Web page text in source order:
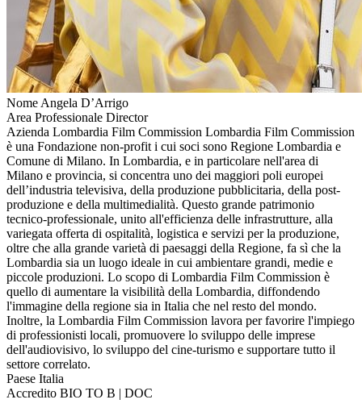
Nome Angela D’Arrigo
Area Professionale Director
Azienda Lombardia Film Commission Lombardia Film Commission
è una Fondazione non-profit i cui soci sono Regione Lombardia e
Comune di Milano. In Lombardia, e in particolare nell'area di
Milano e provincia, si concentra uno dei maggiori poli europei
dell’industria televisiva, della produzione pubblicitaria, della post-
produzione e della multimedialità. Questo grande patrimonio
tecnico-professionale, unito all'efficienza delle infrastrutture, alla
variegata offerta di ospitalità, logistica e servizi per la produzione,
oltre che alla grande varietà di paesaggi della Regione, fa sì che la
Lombardia sia un luogo ideale in cui ambientare grandi, medie e
piccole produzioni. Lo scopo di Lombardia Film Commission è
quello di aumentare la visibilità della Lombardia, diffondendo
l'immagine della regione sia in Italia che nel resto del mondo.
Inoltre, la Lombardia Film Commission lavora per favorire l'impiego
di professionisti locali, promuovere lo sviluppo delle imprese
dell'audiovisivo, lo sviluppo del cine-turismo e supportare tutto il
settore correlato.
Paese Italia
Accredito BIO TO B | DOC